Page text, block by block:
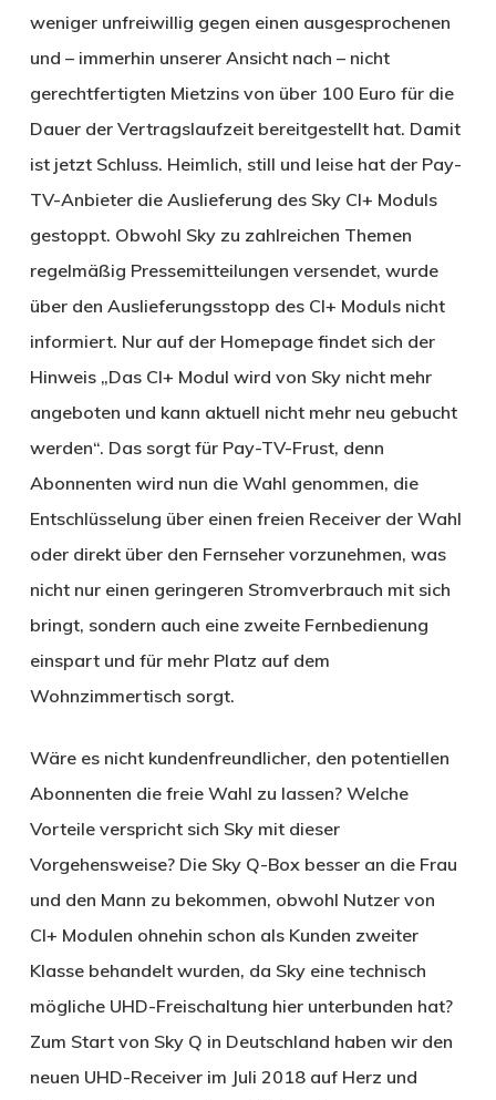
weniger unfreiwillig gegen einen ausgesprochenen
und – immerhin unserer Ansicht nach – nicht
gerechtfertigten Mietzins von über 100 Euro für die
Dauer der Vertragslaufzeit bereitgestellt hat. Damit
ist jetzt Schluss. Heimlich, still und leise hat der Pay-
TV-Anbieter die Auslieferung des Sky CI+ Moduls
gestoppt. Obwohl Sky zu zahlreichen Themen
regelmäßig Pressemitteilungen versendet, wurde
über den Auslieferungsstopp des CI+ Moduls nicht
informiert. Nur auf der Homepage findet sich der
Hinweis „Das CI+ Modul wird von Sky nicht mehr
angeboten und kann aktuell nicht mehr neu gebucht
werden“. Das sorgt für Pay-TV-Frust, denn
Abonnenten wird nun die Wahl genommen, die
Entschlüsselung über einen freien Receiver der Wahl
oder direkt über den Fernseher vorzunehmen, was
nicht nur einen geringeren Stromverbrauch mit sich
bringt, sondern auch eine zweite Fernbedienung
einspart und für mehr Platz auf dem
Wohnzimmertisch sorgt.
Wäre es nicht kundenfreundlicher, den potentiellen
Abonnenten die freie Wahl zu lassen? Welche
Vorteile verspricht sich Sky mit dieser
Vorgehensweise? Die Sky Q-Box besser an die Frau
und den Mann zu bekommen, obwohl Nutzer von
CI+ Modulen ohnehin schon als Kunden zweiter
Klasse behandelt wurden, da Sky eine technisch
mögliche UHD-Freischaltung hier unterbunden hat?
Zum Start von Sky Q in Deutschland haben wir den
neuen UHD-Receiver im Juli 2018 auf Herz und